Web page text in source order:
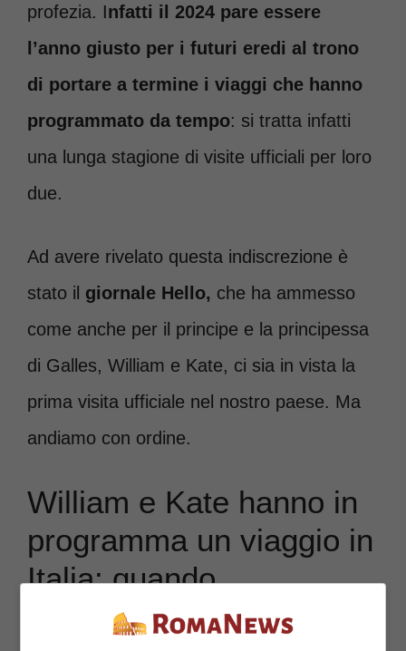
profezia. Infatti il 2024 pare essere
l’anno giusto per i futuri eredi al trono
di portare a termine i viaggi che hanno
programmato da tempo: si tratta infatti
una lunga stagione di visite ufficiali per loro
due.
Ad avere rivelato questa indiscrezione è
stato il giornale Hello, che ha ammesso
come anche per il principe e la principessa
di Galles, William e Kate, ci sia in vista la
prima visita ufficiale nel nostro paese. Ma
andiamo con ordine.
William e Kate hanno in
programma un viaggio in
Italia: quando
succederà?